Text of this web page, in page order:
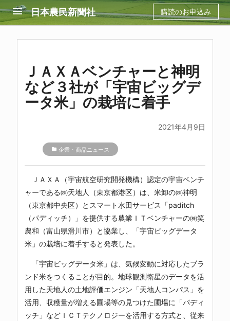
menu 日本農民新聞社 購読のお申込み
ＪＡＸＡベンチャーと神明
など３社が「宇宙ビッグデ
ータ米」の栽培に着手
2021年4月9日
folder 企業・商品ニュース
ＪＡＸＡ（宇宙航空研究開発機構）認定の宇宙ベンチ
ャーである㈱天地人（東京都港区）は、米卸の㈱神明
（東京都中央区）とスマート水田サービス「paditch
（パディッチ）」を提供する農業ＩＴベンチャーの㈱笑
農和（富山県滑川市）と協業し、「宇宙ビッグデータ
米」の栽培に着手すると発表した。
「宇宙ビッグデータ米」は、気候変動に対応したブラ
ンド米をつくることが目的。地球観測衛星のデータを活
用した天地人の土地評価エンジン「天地人コンパス」を
活用、収穫量が増える圃場等の見つけた圃場に「パディ
ッチ」などＩＣＴテクノロジーを活用する方式と、従来